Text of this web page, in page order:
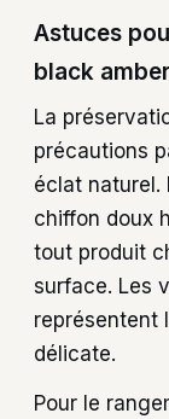
Astuces
black
La
précautions
éclat
chiffon doux
tout produit
surface. Les
représentent
délicate.
Pour le